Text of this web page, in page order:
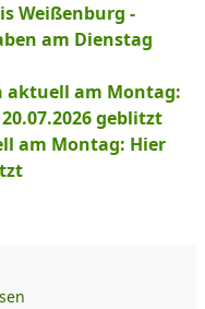
Weißenburg -
am Dienstag
aktuell am Montag:
geblitzt
am Montag: Hier